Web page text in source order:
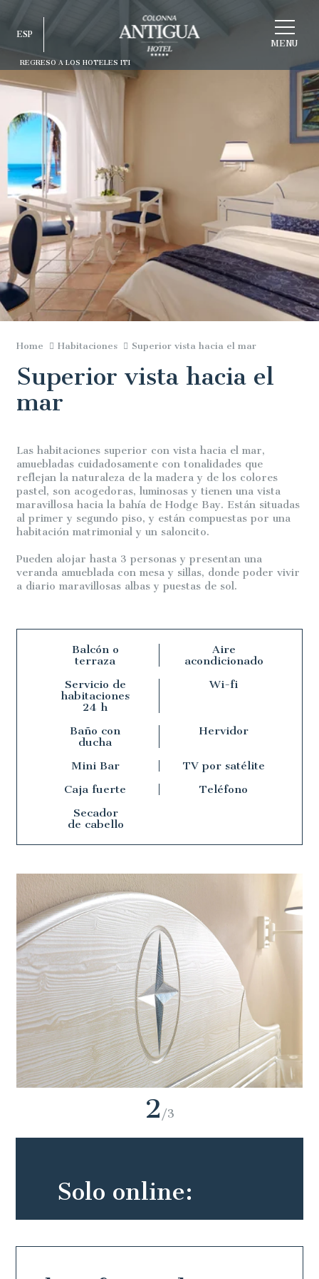
MENU
REGRESO A LOS HOTELES ITI
ESP
ITA
ENG
DEU
ESP
Home Habitaciones Superior vista hacia el mar
Superior vista hacia el
mar
Las habitaciones superior con vista hacia el mar,
amuebladas cuidadosamente con tonalidades que
reflejan la naturaleza de la madera y de los colores
pastel, son acogedoras, luminosas y tienen una vista
maravillosa hacia la bahía de Hodge Bay. Están situadas
al primer y segundo piso, y están compuestas por una
habitación matrimonial y un saloncito.
Pueden alojar hasta 3 personas y presentan una
veranda amueblada con mesa y sillas, donde poder vivir
a diario maravillosas albas y puestas de sol.
Balcón o
terraza
Aire
acondicionado
Servicio de
habitaciones
24 h
Wi-fi
Baño con
ducha
Hervidor
Mini Bar
TV por satélite
Caja fuerte
Teléfono
Secador
de cabello
2 /3
Solo online: